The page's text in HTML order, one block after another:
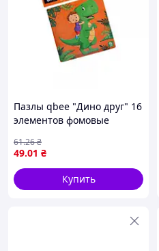
Пазлы qbee "Дино друг" 16
элементов фомовые
49.01 ₴
61.26₴
Купить